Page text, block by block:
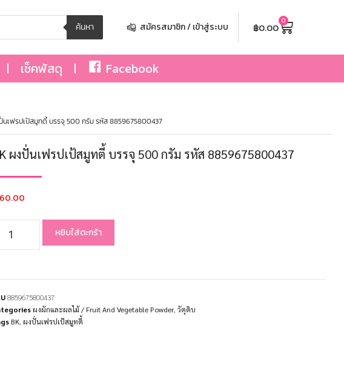
ค้นหา สมัครสมาชิก / เข้าสู่ระบบ ฿0.00 0
เช็คพัสดุ Facebook
เฟรปเป้สมูทตี้ บรรจุ 500 กรัม รหัส 8859675800437
ผงปั่นเฟรปเป้สมูทตี้ บรรจุ 500 กรัม รหัส 8859675800437
หยิบใส่ตะกร้า
8859675800437
ผงผักและผลไม้ / Fruit And Vegetable Powder, วัตุดิบ
BK, ผงปั่นเฟรปเป้สมูทตี้